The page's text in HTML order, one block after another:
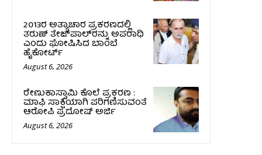
2013ರ ಅತ್ಯಾಚಾರ ಪ್ರಕರಣದಲ್ಲಿ
ತರುಣ್ ತೇಜ್‌ಪಾಲ್‌ರನ್ನು ಅಪರಾಧಿ
ಎಂದು ಘೋಷಿಸಿದ ಬಾಂಬೆ
ಹೈಕೋರ್ಟ್
August 6, 2026
ರೇಣುಕಾಸ್ವಾಮಿ ಕೊಲೆ ಪ್ರಕರಣ :
ಮಾಫಿ ಸಾಕ್ಷಿಯಾಗಿ ಪರಿಗಣಿಸುವಂತೆ
ಆರೋಪಿ ಪ್ರದೋಷ್‌ ಅರ್ಜಿ
August 6, 2026